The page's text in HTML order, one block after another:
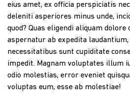
eius amet, ex officia perspiciatis
deleniti asperiores minus unde,
quod? Quas eligendi aliquam
aspernatur ab expedita
necessitatibus sunt cupiditate
impedit. Magnam voluptates illum
odio molestias, error eveniet
voluptas eum, esse ab molestiae!